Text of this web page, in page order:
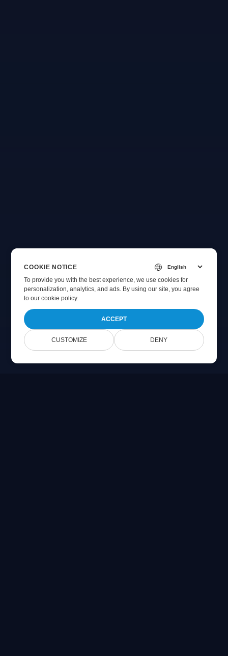
COOKIE NOTICE
To provide you with the best experience, we use cookies for
personalization, analytics, and ads. By using our site, you agree
toour cookie policy.
ACCEPT
CUSTOMIZE DENY